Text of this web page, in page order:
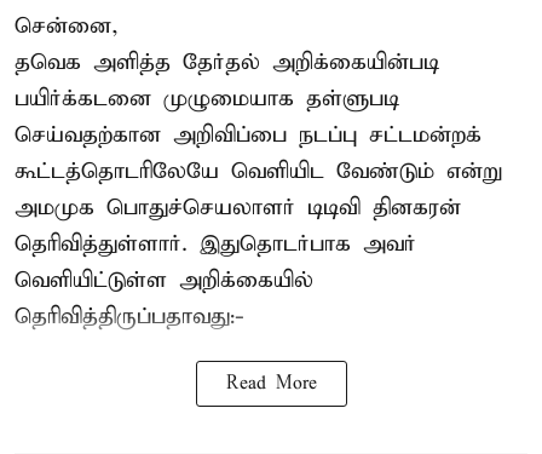
சென்னை,
தவெக அளித்த தேர்தல் அறிக்கையின்படி
பயிர்க்கடனை முழுமையாக தள்ளுபடி
செய்வதற்கான அறிவிப்பை நடப்பு சட்டமன்றக்
கூட்டத்தொடரிலேயே வெளியிட வேண்டும் என்று
அமமுக பொதுச்செயலாளர் டிடிவி தினகரன்
தெரிவித்துள்ளார். இதுதொடர்பாக அவர்
வெளியிட்டுள்ள அறிக்கையில்
தெரிவித்திருப்பதாவது:-
Read More